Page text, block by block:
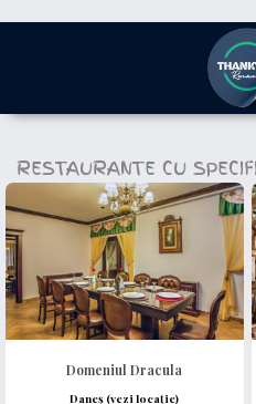
RESTAURANTE CU
Domeniul Dracula
Daneș (vezi locație)